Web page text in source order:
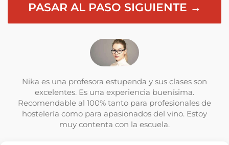
PASAR AL PASO SIGUIENTE →
Nika es una profesora estupenda y sus clases son
excelentes. Es una experiencia buenísima.
Recomendable al 100% tanto para profesionales de
hostelería como para apasionados del vino. Estoy
muy contenta con la escuela.